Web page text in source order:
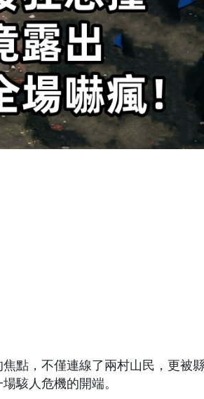
點，不僅連線了兩村山民，更被
駭人危機的開端。